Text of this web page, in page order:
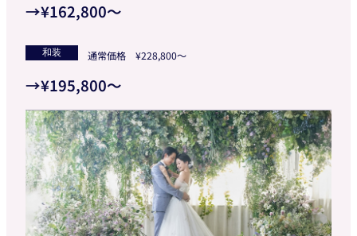
→¥162,800～
和装 通常価格 ¥228,800～
→¥195,800～